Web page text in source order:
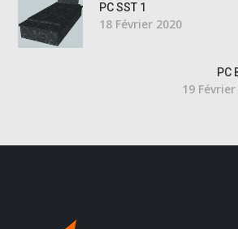
PC SST 1
18 Février 2020
PC
19